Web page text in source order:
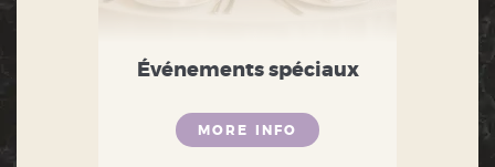
Événements spéciaux
MORE INFO